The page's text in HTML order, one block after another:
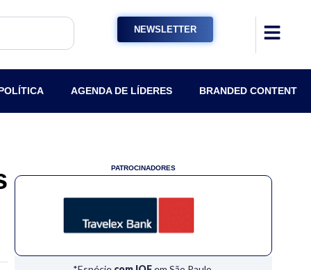
NEWSLETTER
AGENDA DE LÍDERES BRANDED CONTENT
PATROCINADORES